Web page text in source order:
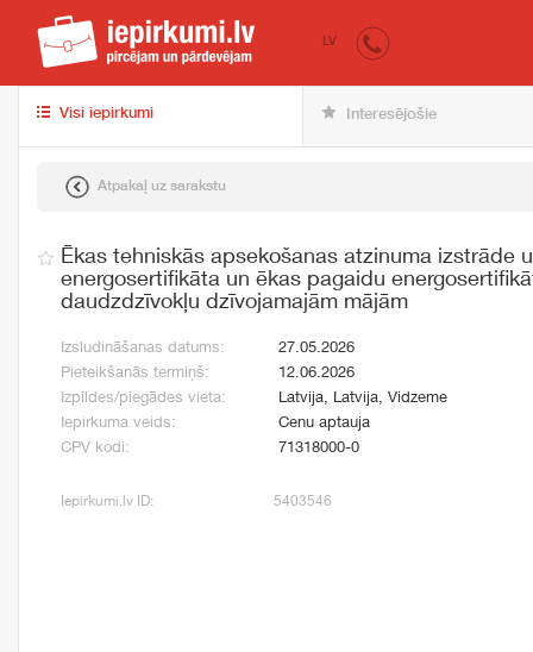
iepirkumi.lv
LV
Visi iepirkumi Interesējošie
Atpakaļ uz sarakstu
Ēkas tehniskās apsekošanas atzinuma izstrāde
energosertifikāta un ēkas pagaidu
daudzdzīvokļu dzīvojamajām mājām
Izsludināšanas datums:
27.05.2026
Pieteikšanās termiņš:
12.06.2026
Izpildes/piegādes vieta:
Latvija, Latvija, Vidzeme
Iepirkuma veids:
Cenu aptauja
CPV kodi:
71318000-0
Iepirkumi.lv ID: 5403546